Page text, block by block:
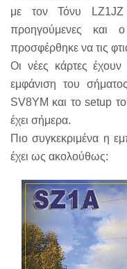
με τον Τόνυ LZ1JZ
προηγούμενες και
προσφέρθηκε να τις
Οι νέες κάρτες
εμφάνιση του
SV8YM και το setup
έχει σήμερα.
Πιο συγκεκριμένα η
έχει ως ακολούθως: